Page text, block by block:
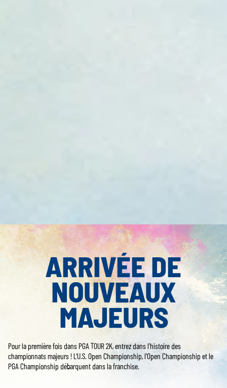
ARRIVÉE DE
NOUVEAUX
MAJEURS
Pour la première fois dans PGA TOUR 2K, entrez dans l'histoire des
championnats majeurs ! L'U.S. Open Championship, l'Open Championship et le
PGA Championship débarquent dans la franchise.